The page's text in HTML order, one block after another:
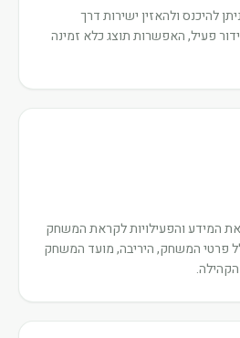
להיכנס ולהאזין ישירות דרך
פעיל, האפשרות תוצג כלא זמינה
המידע והפעילויות לקראת המשחק
פרטי המשחק, היריבה, מועד המשחק
הקהילה.